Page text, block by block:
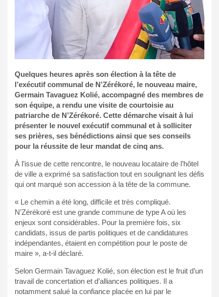
Quelques heures après son élection à la tête de
l’exécutif communal de N’Zérékoré, le nouveau maire,
Germain Tavaguez Kolié, accompagné des membres de
son équipe, a rendu une visite de courtoisie au
patriarche de N’Zérékoré. Cette démarche visait à lui
présenter le nouvel exécutif communal et à solliciter
ses prières, ses bénédictions ainsi que ses conseils
pour la réussite de leur mandat de cinq ans.
À l’issue de cette rencontre, le nouveau locataire de l’hôtel
de ville a exprimé sa satisfaction tout en soulignant les défis
qui ont marqué son accession à la tête de la commune.
« Le chemin a été long, difficile et très compliqué.
N’Zérékoré est une grande commune de type A où les
enjeux sont considérables. Pour la première fois, six
candidats, issus de partis politiques et de candidatures
indépendantes, étaient en compétition pour le poste de
maire », a-t-il déclaré.
Selon Germain Tavaguez Kolié, son élection est le fruit d’un
travail de concertation et d’alliances politiques. Il a
notamment salué la confiance placée en lui par le